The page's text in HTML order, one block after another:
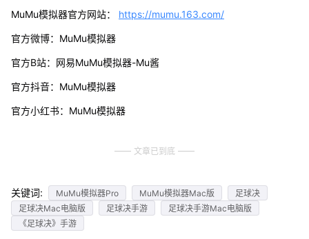
MuMu模拟器官方网站： https://mumu.163.com/
官方微博：MuMu模拟器
官方B站：网易MuMu模拟器-Mu酱
官方抖音：MuMu模拟器
官方小红书：MuMu模拟器
文章已到底
关键词: MuMu模拟器Pro MuMu模拟器Mac版
足球决
足球决Mac电脑版
足球决手游
足球决手游Mac电脑版
《足球决》手游